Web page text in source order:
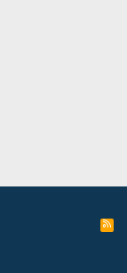
R
S